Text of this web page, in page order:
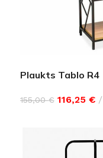
Plaukts Tablo R4
155,00€ 116,25 €